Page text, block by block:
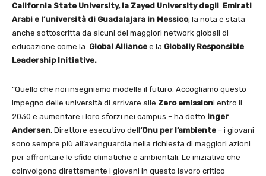
California State University, la Zayed University degli Emirati
Arabi e l’università di Guadalajara in Messico, la nota è stata
anche sottoscritta da alcuni dei maggiori network globali di
educazione come la Global Alliance e la Globally Responsible
Leadership Initiative.
”Quello che noi insegniamo modella il futuro. Accogliamo questo
impegno delle università di arrivare alle Zero emissioni entro il
2030 e aumentare i loro sforzi nei campus – ha detto Inger
Andersen, Direttore esecutivo dell‘Onu per l’ambiente – i giovani
sono sempre più all’avanguardia nella richiesta di maggiori azioni
per affrontare le sfide climatiche e ambientali. Le iniziative che
coinvolgono direttamente i giovani in questo lavoro critico